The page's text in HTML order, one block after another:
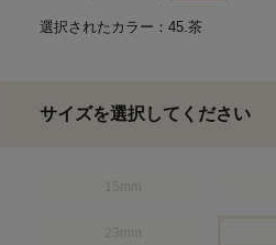
選択されたカラー：45.茶
サイズを選択してください